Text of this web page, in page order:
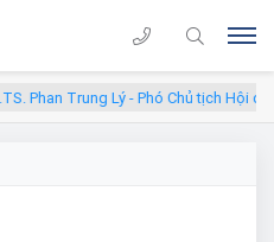
Phan Trung Lý - Phó Chủ tịch Hội